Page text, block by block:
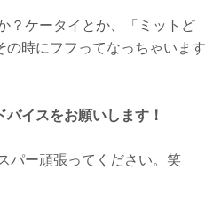
？ケータイとか、「ミットど
の時にフフってなっちゃいます
イスをお願いします！
パー頑張ってください。笑